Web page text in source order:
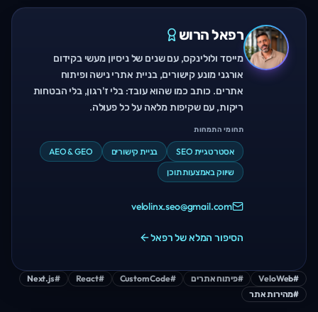
רפאל הרוש
מייסד ולולינקס, עם שנים של ניסיון מעשי בקידום
אורגני מונע קישורים, בניית אתרי נישה ופיתוח
אתרים. כותב כמו שהוא עובד: בלי ז'רגון, בלי הבטחות
ריקות, עם שקיפות מלאה על כל פעולה.
תחומי התמחות
אסטרטגיית SEO בניית קישורים
AEO & GEO
שיווק באמצעות תוכן
velolinx.seo@gmail.com
הסיפור המלא של רפאל
#
VeloWeb
#פיתוח אתרים #
Custom Code
#
React
#
Next.js
#מהירות אתר